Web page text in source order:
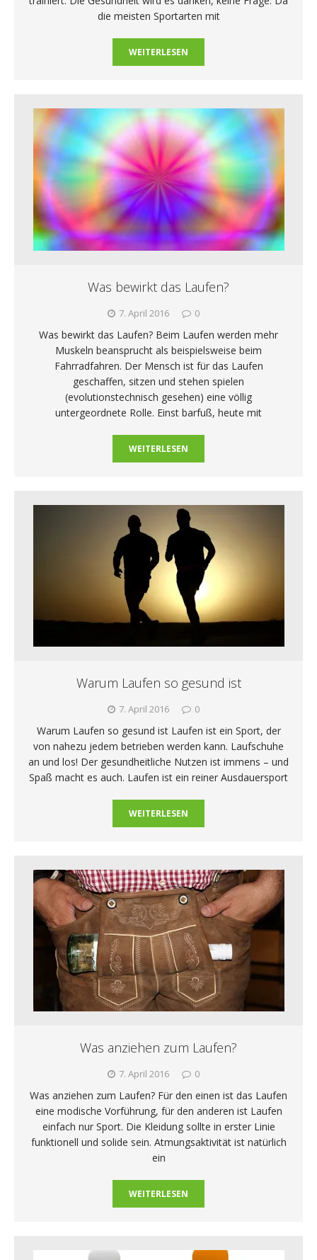
die meisten Sportarten mit
WEITERLESEN
Was bewirkt das Laufen?
7. April 2016 0
Was bewirkt das Laufen? Beim Laufen werden mehr
Muskeln beansprucht als beispielsweise beim
Fahrradfahren. Der Mensch ist für das Laufen
geschaffen, sitzen und stehen spielen
(evolutionstechnisch gesehen) eine völlig
untergeordnete Rolle. Einst barfuß, heute mit
WEITERLESEN
Warum Laufen so gesund ist
7. April 2016 0
Warum Laufen so gesund ist Laufen ist ein Sport, der
von nahezu jedem betrieben werden kann. Laufschuhe
an und los! Der gesundheitliche Nutzen ist immens – und
Spaß macht es auch. Laufen ist ein reiner Ausdauersport
WEITERLESEN
Was anziehen zum Laufen?
7. April 2016 0
Was anziehen zum Laufen? Für den einen ist das Laufen
eine modische Vorführung, für den anderen ist Laufen
einfach nur Sport. Die Kleidung sollte in erster Linie
funktionell und solide sein. Atmungsaktivität ist natürlich
ein
WEITERLESEN